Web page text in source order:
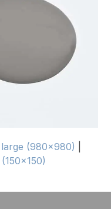
large (980x980)